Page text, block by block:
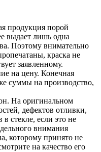
продукция порой
выдает лишь одна
Поэтому внимательно
краска не
заявленному.
на цену. Конечная
суммы на производство,
На оригинальном
дефектов отливки,
стекле, если это не
внимания
которому принято не
на качество его